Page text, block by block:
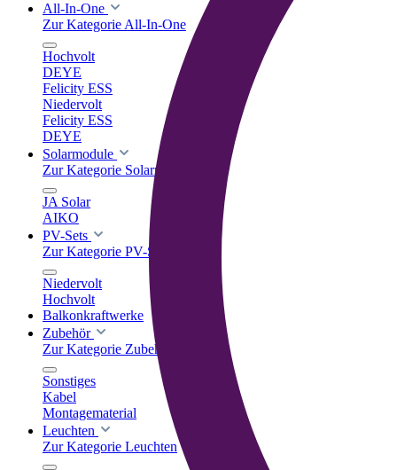
All-In-One
Zur Kategorie All-In-One
Hochvolt
DEYE
Felicity ESS
Niedervolt
Felicity ESS
DEYE
Solarmodule
Zur Kategorie Solarmodule
JA Solar
AIKO
PV-Sets
Zur Kategorie PV-Sets
Niedervolt
Hochvolt
Balkonkraftwerke
Zubehör
Zur Kategorie Zubehör
Sonstiges
Kabel
Montagematerial
Leuchten
Zur Kategorie Leuchten